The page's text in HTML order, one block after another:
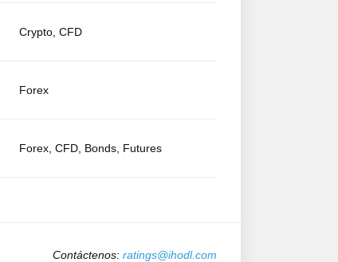
Crypto, CFD
Forex
Forex, CFD, Bonds, Futures
Contáctenos: ratings@ihodl.com